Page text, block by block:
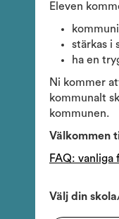
Eleven
stärkas i
ha en
Ni kommer
kommunalt
kommunen.
Välkommen
FAQ: vanliga
Välj din